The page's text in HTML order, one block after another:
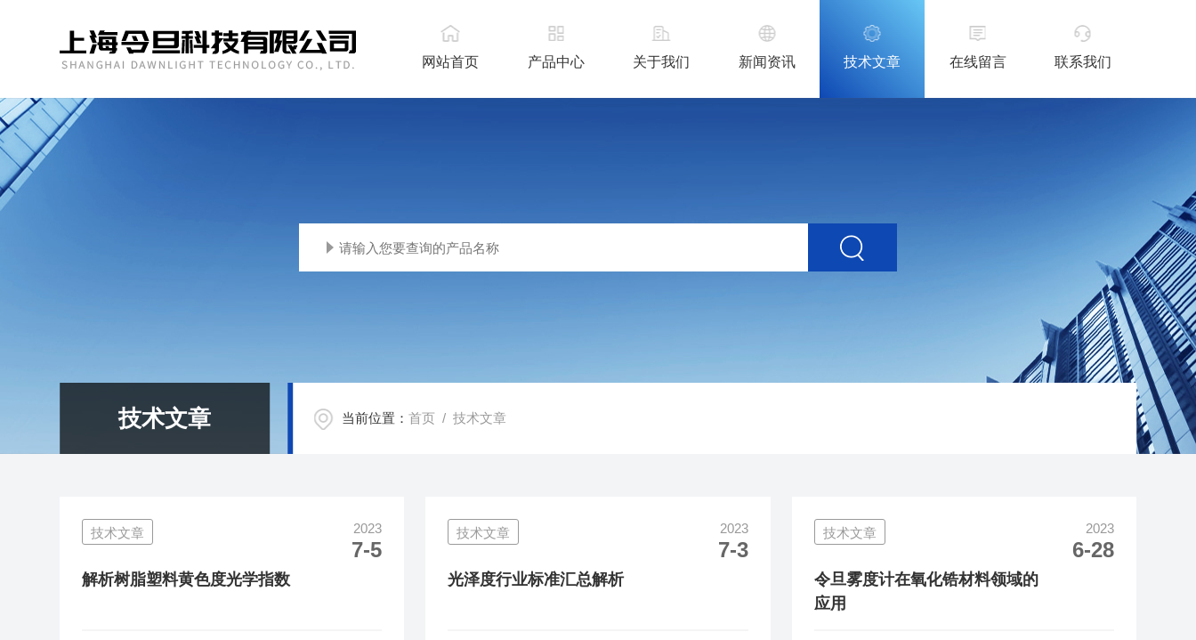
网站首页 产品中心 关于我们 新闻资讯 技术文章 在线留言 联系我们
技术文章 当前位置：首页 / 技术文章
技术文章 2023
7-5
解析树脂塑料黄色度光学指数
技术文章 2023
7-3
光泽度行业标准汇总解析
技术文章 2023
6-28
令旦雾度计在氧化锆材料领域的
应用